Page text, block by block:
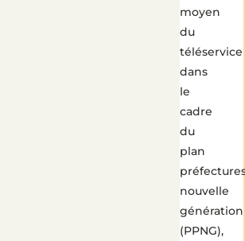
moyen
du
téléservice
dans
le
cadre
du
plan
nouvelle
génération
(PPNG),